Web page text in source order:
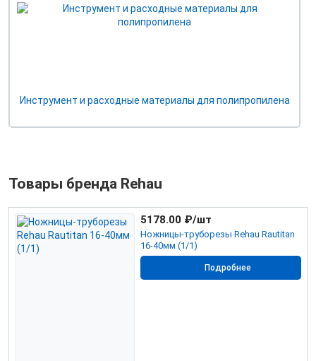
Инструмент и расходные материалы для полипропилена
Товары бренда Rehau
Ножницы-труборезы Rehau Rautitan
16-40мм (1/1)
5178.00 ₽/шт
Подробнее